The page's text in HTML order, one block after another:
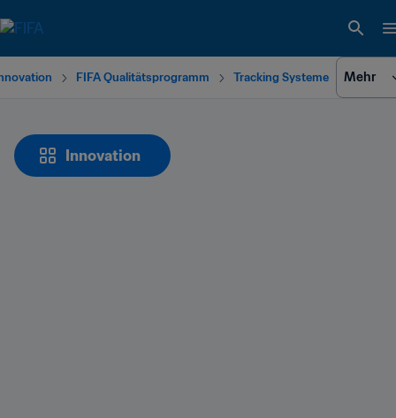
FIFA Qualitätsprogramm Tracking Systeme Mehr
Innovation